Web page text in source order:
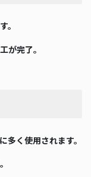
。
が完了。
多く使用されます。